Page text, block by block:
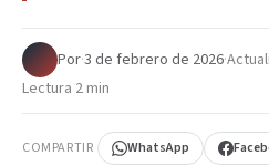
Por·3 de febrero de 2026·
Lectura 2 min
COMPARTIR WhatsApp